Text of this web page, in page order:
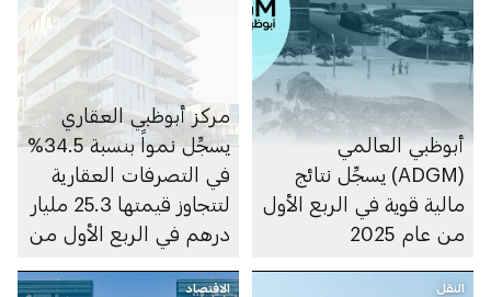
أبوظبي العالمي
(ADGM) يسجِّل نتائج
مالية قوية في الربع الأول
من عام 2025
مركز أبوظبي العقاري
يسجِّل نمواً بنسبة 34.5%
في التصرفات العقارية
لتتجاوز قيمتها 25.3 مليار
درهم في الربع الأول من
النقل الاقتصاد